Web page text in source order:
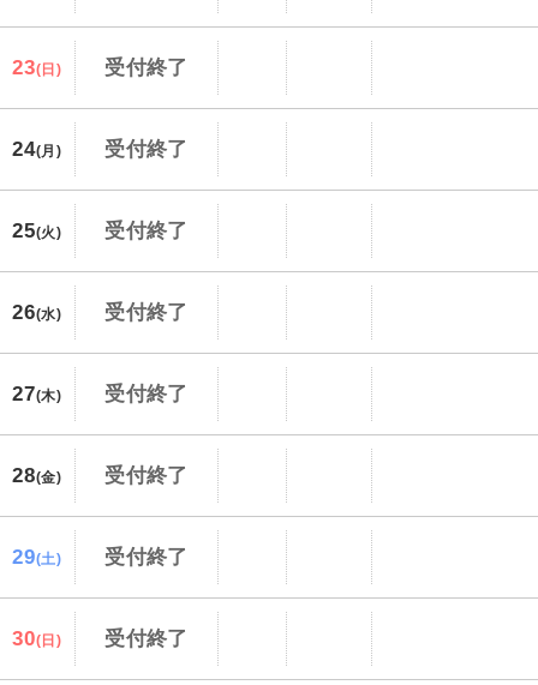
23(日) 受付終了
24(月) 受付終了
25(火) 受付終了
26(水) 受付終了
27(木) 受付終了
28(金) 受付終了
29(土) 受付終了
30(日) 受付終了